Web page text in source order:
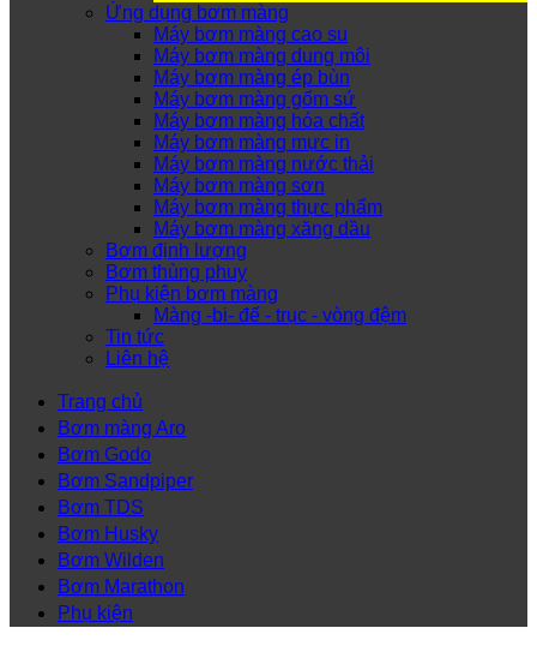
Ứng dụng bơm màng
Máy bơm màng cao su
Máy bơm màng dung môi
Máy bơm màng ép bùn
Máy bơm màng gốm sứ
Máy bơm màng hóa chất
Máy bơm màng mực in
Máy bơm màng nước thải
Máy bơm màng sơn
Máy bơm màng thực phẩm
Máy bơm màng xăng dầu
Bơm định lượng
Bơm thùng phuy
Phụ kiện bơm màng
Màng -bi- đế - trục - vòng đệm
Tin tức
Liên hệ
Trang chủ
Bơm màng Aro
Bơm Godo
Bơm Sandpiper
Bơm TDS
Bơm Husky
Bơm Wilden
Bơm Marathon
Phụ kiện